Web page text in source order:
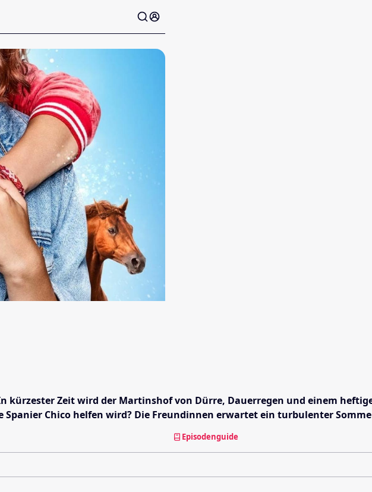
Zeit wird der Martinshof von Dürre, Dauerregen und einem
Chico helfen wird? Die Freundinnen erwartet ein turbulenter
Episodenguide